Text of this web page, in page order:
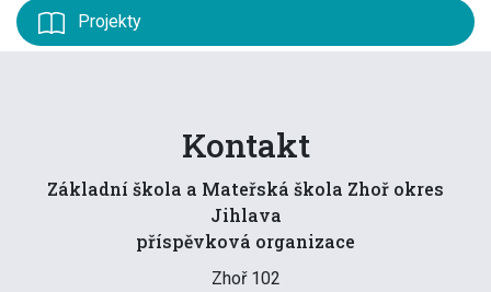
Projekty
Kontakt
Základní škola a Mateřská škola Zhoř okres
Jihlava
příspěvková organizace
Zhoř 102